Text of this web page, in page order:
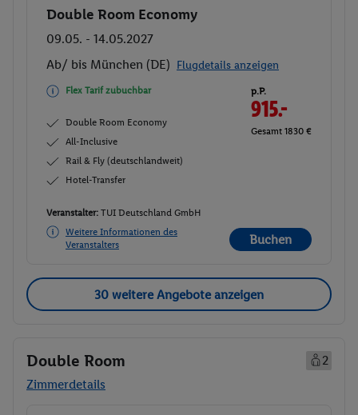
Buchen
Double Room Economy
09.05. - 14.05.2027
Ab/ bis München (DE) Flugdetails anzeigen
Flex Tarif zubuchbar
Double Room Economy
All-Inclusive
Rail & Fly (deutschlandweit)
Hotel-Transfer
p.P.
915.-
Gesamt 1830 €
Veranstalter: TUI Deutschland GmbH
Weitere Informationen des
Veranstalters
Buchen
30 weitere Angebote anzeigen
Double Room
2
Zimmerdetails